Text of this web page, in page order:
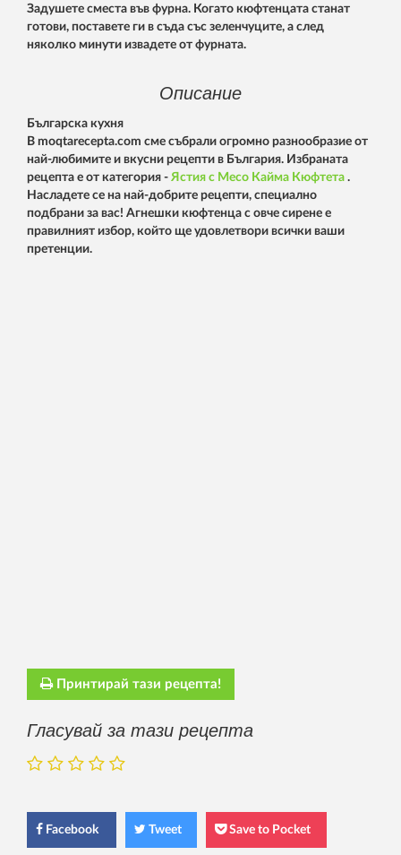
Задушете сместа във фурна. Когато кюфтенцата станат
готови, поставете ги в съда със зеленчуците, а след
няколко минути извадете от фурната.
Описание
Българска кухня
В moqtarecepta.com сме събрали огромно разнообразие от
най-любимите и вкусни рецепти в България. Избраната
рецепта е от категория - Ястия с Месо Кайма Кюфтета .
Насладете се на най-добрите рецепти, специално
подбрани за вас! Агнешки кюфтенца с овче сирене е
правилният избор, който ще удовлетвори всички ваши
претенции.
Принтирай тази рецепта!
Гласувай за тази рецепта
Facebook Tweet Save to Pocket